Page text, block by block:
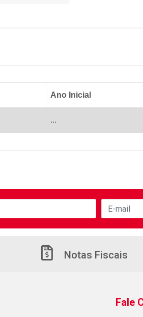
Ano Inicial
...
Notas Fiscais
Fale